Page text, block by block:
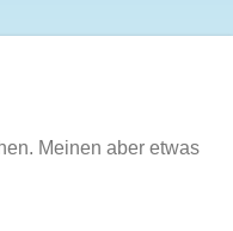
Meinen aber etwas